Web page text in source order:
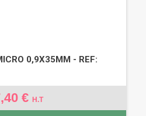
0,9X35MM - REF:
€ H.T